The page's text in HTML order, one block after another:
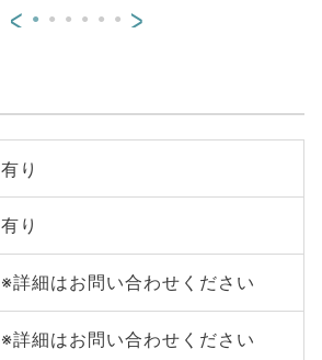
< >
有り
有り
※詳細はお問い合わせください
※詳細はお問い合わせください